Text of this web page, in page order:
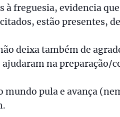
à freguesia, evidencia
estão presentes,
deixa também de
na preparação/
mundo pula e avança